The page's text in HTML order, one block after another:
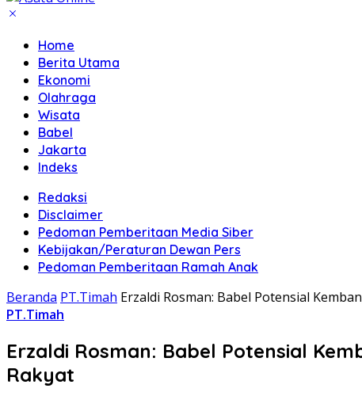
Home
Berita Utama
Ekonomi
Olahraga
Wisata
Babel
Jakarta
Indeks
Redaksi
Disclaimer
Pedoman Pemberitaan Media Siber
Kebijakan/Peraturan Dewan Pers
Pedoman Pemberitaan Ramah Anak
Beranda PT.Timah Erzaldi Rosman: Babel Potensial
PT.Timah
Erzaldi Rosman: Babel Potensial
Rakyat